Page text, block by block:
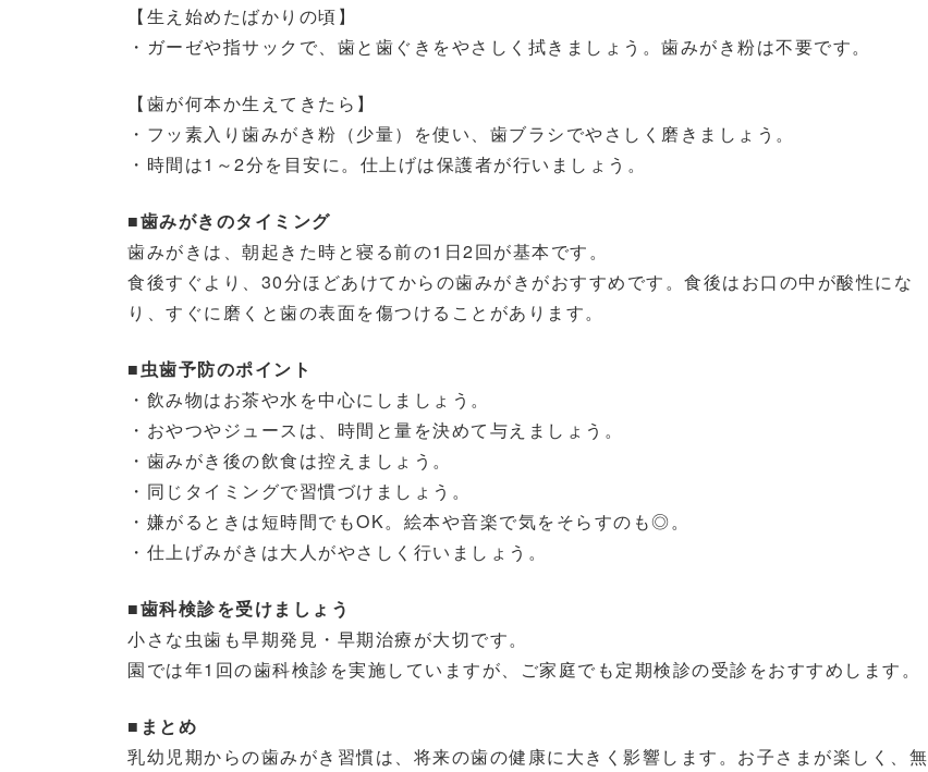
【生え始めたばかりの頃】
・ガーゼや指サックで、歯と歯ぐきをやさしく拭きましょう。歯みがき粉は不要です。
【歯が何本か生えてきたら】
・フッ素入り歯みがき粉（少量）を使い、歯ブラシでやさしく磨きましょう。
・時間は1～2分を目安に。仕上げは保護者が行いましょう。
■歯みがきのタイミング
歯みがきは、朝起きた時と寝る前の1日2回が基本です。
食後すぐより、30分ほどあけてからの歯みがきがおすすめです。食後はお口の中が酸性にな
り、すぐに磨くと歯の表面を傷つけることがあります。
■虫歯予防のポイント
・飲み物はお茶や水を中心にしましょう。
・おやつやジュースは、時間と量を決めて与えましょう。
・歯みがき後の飲食は控えましょう。
・同じタイミングで習慣づけましょう。
・嫌がるときは短時間でもOK。絵本や音楽で気をそらすのも◎。
・仕上げみがきは大人がやさしく行いましょう。
■歯科検診を受けましょう
小さな虫歯も早期発見・早期治療が大切です。
園では年1回の歯科検診を実施していますが、ご家庭でも定期検診の受診をおすすめします。
■まとめ
乳幼児期からの歯みがき習慣は、将来の歯の健康に大きく影響します。お子さまが楽しく、無